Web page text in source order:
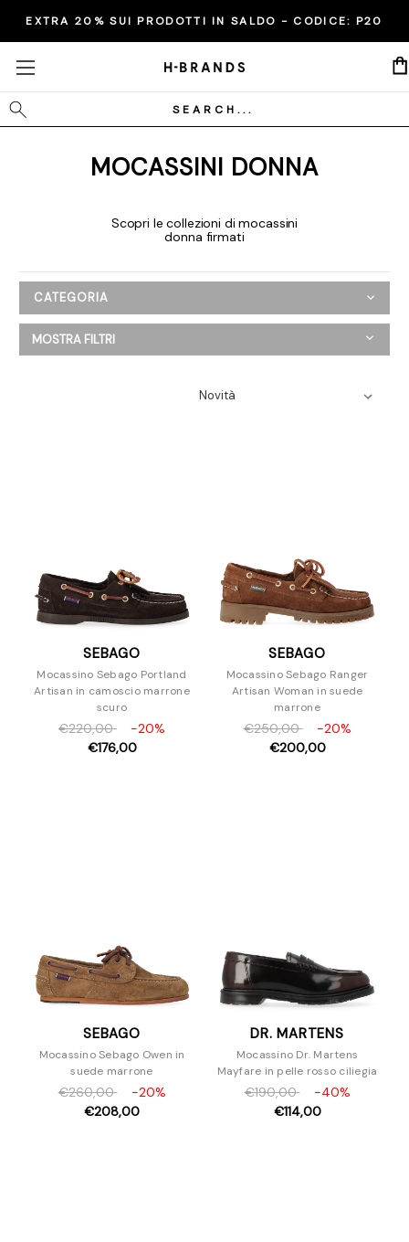
EXTRA 20% SUI PRODOTTI IN SALDO - CODICE: P20
Cerca
MOCASSINI DONNA
Scopri le collezioni di mocassini
donna firmati
CATEGORIA
Donna
Stivali
Stringate
Accessori
MOSTRA FILTRI
SEBAGO
Mocassino Sebago Portland
Artisan in camoscio marrone
scuro
€220,00
-20%
€176,00
SEBAGO
Mocassino Sebago Ranger
Artisan Woman in suede
marrone
€250,00
-20%
€200,00
SEBAGO
Mocassino Sebago Owen in
suede marrone
€260,00
-20%
€208,00
DR. MARTENS
Mocassino Dr. Martens
Mayfare in pelle rosso ciliegia
€190,00
-40%
€114,00